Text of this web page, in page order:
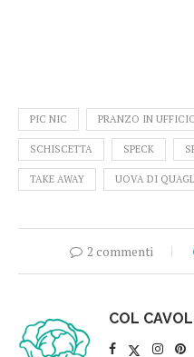
PIC NIC PRANZO IN
SCHISCETTA SPECK
TAKE AWAY UOVA DI
2 commenti
COL